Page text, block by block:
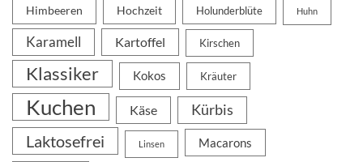
Himbeeren Hochzeit Holunderblüte Huhn
Karamell Kartoffel Kirschen
Klassiker Kokos Kräuter
Kuchen Käse Kürbis
Laktosefrei Linsen Macarons